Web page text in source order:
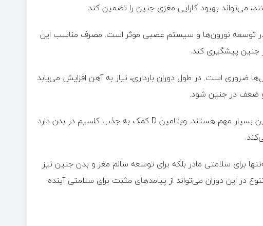
می‌تواند بهبود کارایی مغزی جنین را تضمین کند.
توسعه نورون‌ها و سیستم عصبی موثر است. مصرف مناسب این
جنین پیشگیری کند.
ضروری است. در طول دوران بارداری، نیاز به آهن افزایش می‌یابد
و ضعف در جنین شود.
همچنین، ویتامین D و کلسیم برای ساختار استخوانی جنین بسیار مهم هستند. ویتامین D کمک به جذب کلسیم در بدن دارد
برای سلامتی مادر بلکه برای توسعه سالم مغز و بدن جنین نیز
در این دوران می‌تواند از پیامدهای مثبت برای سلامتی آینده